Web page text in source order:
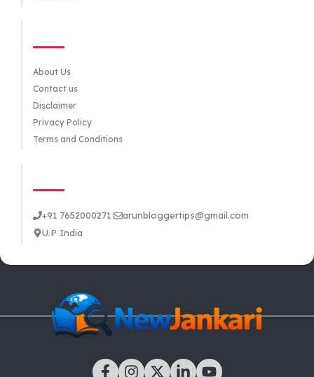
About Us
Contact us
Disclaimer
Privacy Policy
Terms and Conditions
+91 7652000271
arunbloggertips@gmail.com
U.P India